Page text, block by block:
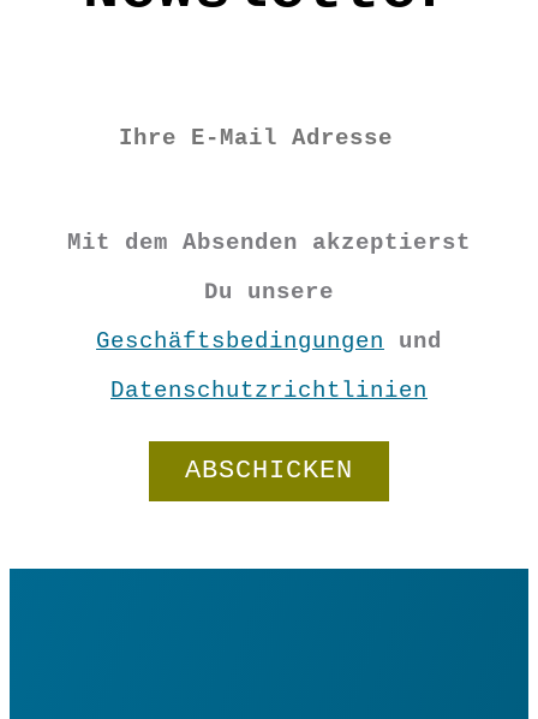
Schüsserl
Rosen
In den Warenkorb
Mit dem Absenden akzeptierst
Du unsere
Geschäftsbedingungen und
Datenschutzrichtlinien